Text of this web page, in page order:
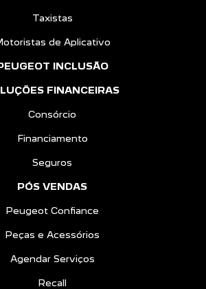
Taxistas
de Aplicativo
INCLUSÃO
FINANCEIRAS
Consórcio
Financiamento
Seguros
PÓS VENDAS
Peugeot Confiance
Peças e Acessórios
Agendar Serviços
Recall